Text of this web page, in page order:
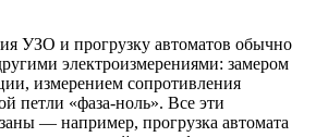
УЗО и прогрузку автоматов обычно
электроизмерениями: замером
измерением сопротивления
петли «фаза-ноль». Все эти
— например, прогрузка автомата